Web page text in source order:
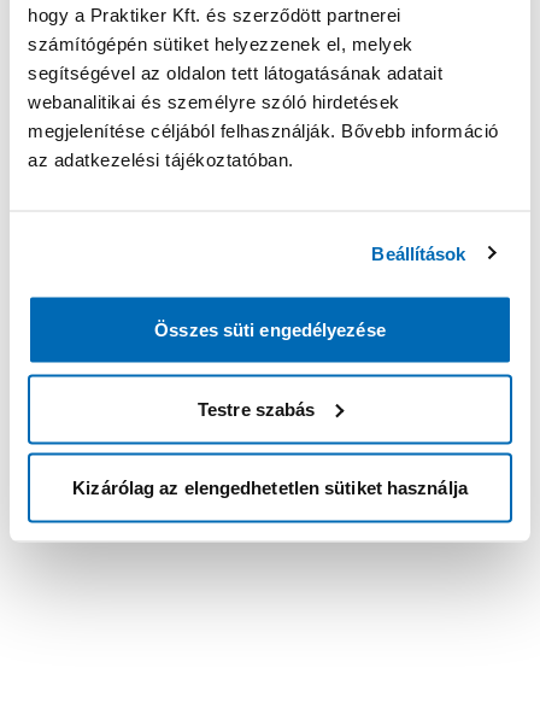
hogy a Praktiker Kft. és szerződött partnerei
számítógépén sütiket helyezzenek el, melyek
segítségével az oldalon tett látogatásának adatait
webanalitikai és személyre szóló hirdetések
megjelenítése céljából felhasználják. Bővebb információ
az adatkezelési tájékoztatóban.
Beállítások
Összes süti engedélyezése
Testre szabás
Kizárólag az elengedhetetlen sütiket használja